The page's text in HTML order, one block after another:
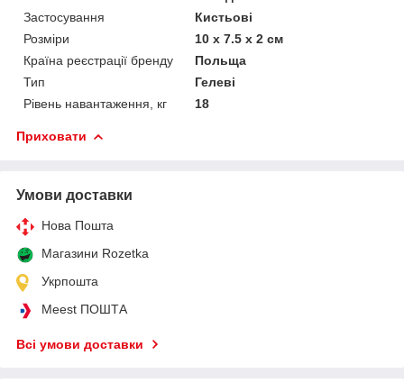
Застосування
Кистьові
Розміри
10 x 7.5 x 2 см
Країна реєстрації бренду
Польща
Тип
Гелеві
Рівень навантаження, кг
18
Приховати
Умови доставки
Нова Пошта
Магазини Rozetka
Укрпошта
Meest ПОШТА
Всі умови доставки